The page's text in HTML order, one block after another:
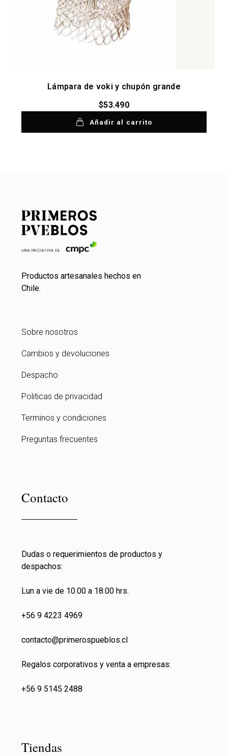
Lámpara de voki y chupón grande
$53.490
Añadir al carrito
Productos artesanales hechos en
Chile.
Sobre nosotros
Cambios y devoluciones
Despacho
Politicas de privacidad
Terminos y condiciones
Preguntas frecuentes
Contacto
Dudas o requerimientos de productos y
despachos:
Lun a vie de 10.00 a 18.00 hrs.
+56 9 4223 4969
contacto@primerospueblos.cl
Regalos corporativos y venta a empresas:
+56 9 5145 2488
Tiendas